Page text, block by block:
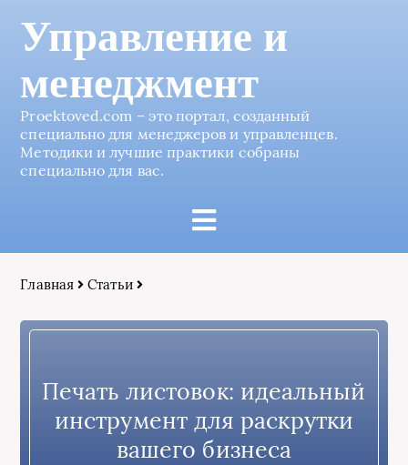
Управление и
менеджмент
Proektoved.com – это портал, созданный
специально для менеджеров и управленцев.
Методики и лучшие практики собраны
специально для вас.
Главная Статьи
Печать листовок: идеальный
инструмент для раскрутки
вашего бизнеса